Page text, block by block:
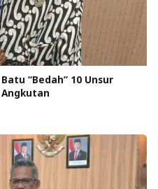
“Bedah” 10 Unsur
Angkutan